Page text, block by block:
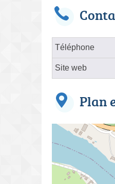
Téléphone
Site web
Plan